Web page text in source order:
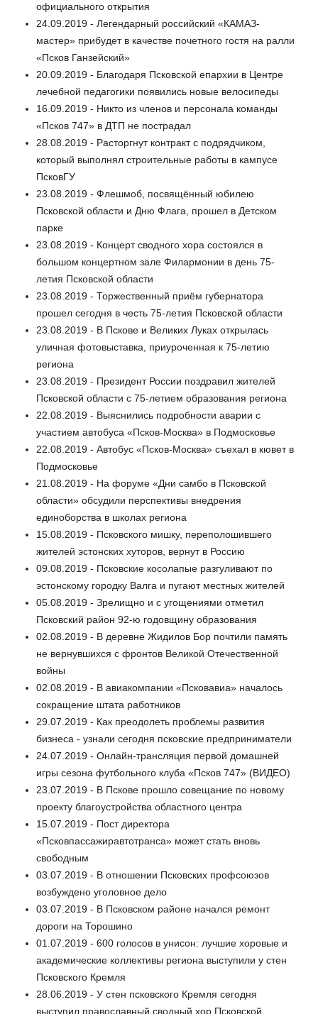
официального открытия
24.09.2019 - Легендарный российский «КАМАЗ-
мастер» прибудет в качестве почетного гостя на ралли
«Псков Ганзейский»
20.09.2019 - Благодаря Псковской епархии в Центре
лечебной педагогики появились новые велосипеды
16.09.2019 - Никто из членов и персонала команды
«Псков 747» в ДТП не пострадал
28.08.2019 - Расторгнут контракт с подрядчиком,
который выполнял строительные работы в кампусе
ПсковГУ
23.08.2019 - Флешмоб, посвящённый юбилею
Псковской области и Дню Флага, прошел в Детском
парке
23.08.2019 - Концерт сводного хора состоялся в
большом концертном зале Филармонии в день 75-
летия Псковской области
23.08.2019 - Торжественный приём губернатора
прошел сегодня в честь 75-летия Псковской области
23.08.2019 - В Пскове и Великих Луках открылась
уличная фотовыставка, приуроченная к 75-летию
региона
23.08.2019 - Президент России поздравил жителей
Псковской области с 75-летием образования региона
22.08.2019 - Выяснились подробности аварии с
участием автобуса «Псков-Москва» в Подмосковье
22.08.2019 - Автобус «Псков-Москва» съехал в кювет в
Подмосковье
21.08.2019 - На форуме «Дни самбо в Псковской
области» обсудили перспективы внедрения
единоборства в школах региона
15.08.2019 - Псковского мишку, переполошившего
жителей эстонских хуторов, вернут в Россию
09.08.2019 - Псковские косолапые разгуливают по
эстонскому городку Валга и пугают местных жителей
05.08.2019 - Зрелищно и с угощениями отметил
Псковский район 92-ю годовщину образования
02.08.2019 - В деревне Жидилов Бор почтили память
не вернувшихся с фронтов Великой Отечественной
войны
02.08.2019 - В авиакомпании «Псковавиа» началось
сокращение штата работников
29.07.2019 - Как преодолеть проблемы развития
бизнеса - узнали сегодня псковские предприниматели
24.07.2019 - Онлайн-трансляция первой домашней
игры сезона футбольного клуба «Псков 747» (ВИДЕО)
23.07.2019 - В Пскове прошло совещание по новому
проекту благоустройства областного центра
15.07.2019 - Пост директора
«Псковпассажиравтотранса» может стать вновь
свободным
03.07.2019 - В отношении Псковских профсоюзов
возбуждено уголовное дело
03.07.2019 - В Псковском районе начался ремонт
дороги на Торошино
01.07.2019 - 600 голосов в унисон: лучшие хоровые и
академические коллективы региона выступили у стен
Псковского Кремля
28.06.2019 - У стен псковского Кремля сегодня
выступил православный сводный хор Псковской